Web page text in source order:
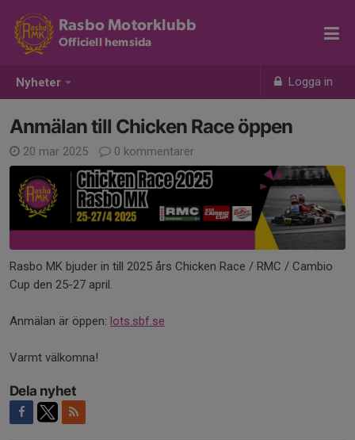
Nyheter Logga in
Rasbo Motorklubb
Officiell hemsida
Anmälan till Chicken Race öppen
20 mar 2025 0 kommentarer
Rasbo MK bjuder in till 2025 års Chicken Race / RMC / Cambio
Cup den 25-27 april.
Anmälan är öppen: lots.sbf.se
Varmt välkomna!
Dela nyhet